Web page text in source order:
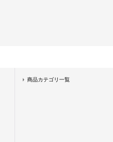
商品カテゴリ一覧